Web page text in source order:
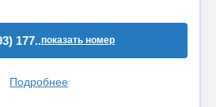
177..показать номер
Подробнее